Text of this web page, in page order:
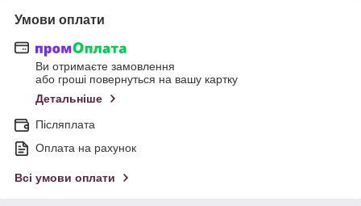
Умови оплати
Ви отримаєте замовлення
або гроші повернуться на вашу картку
Детальніше
Післяплата
Оплата на рахунок
Всі умови оплати